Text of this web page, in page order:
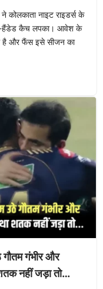
नाइट राइडर्स के
हैंडेड कैच लपका। आवेश के
है और फैंस इसे सीजन का
गंभीर और
नहीं जड़ा तो…